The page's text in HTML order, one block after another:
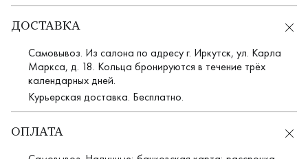
ДОСТАВКА
Самовывоз. Из салона по адресу г. Иркутск, ул. Карла
Маркса, д. 18. Кольца бронируются в течение трёх
календарных дней.
Курьерская доставка. Бесплатно.
ОПЛАТА